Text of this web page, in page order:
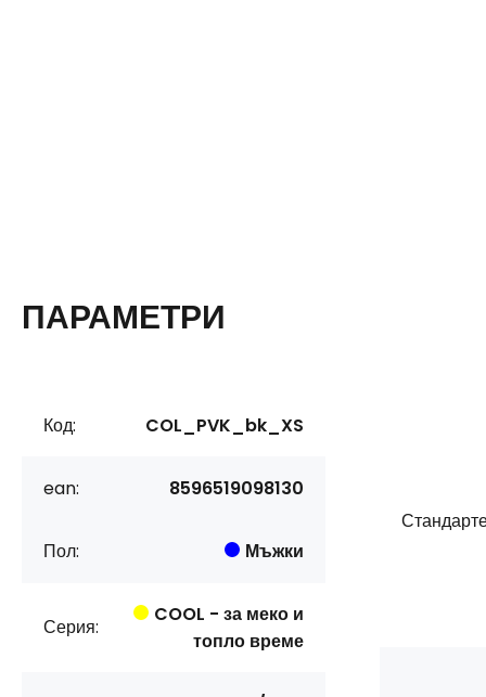
ПАРАМЕТРИ
Код: COL_PVK_bk_XS
ean: 8596519098130
Пол: Мъжки
Серия:
COOL - за меко и
топло време